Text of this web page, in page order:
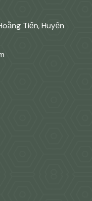
Tiến, Huyện